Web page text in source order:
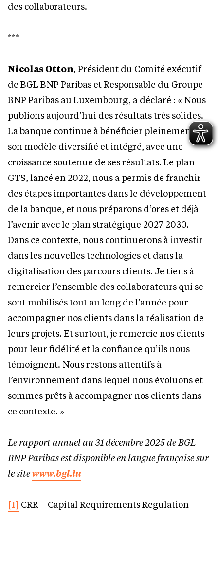
des collaborateurs.
***
Nicolas Otton, Président du Comité exécutif
de BGL BNP Paribas et Responsable du Groupe
BNP Paribas au Luxembourg, a déclaré : « Nous
publions aujourd’hui des résultats très solides.
La banque continue à bénéficier pleinement de
son modèle diversifié et intégré, avec une
croissance soutenue de ses résultats. Le plan
GTS, lancé en 2022, nous a permis de franchir
des étapes importantes dans le développement
de la banque, et nous préparons d’ores et déjà
l’avenir avec le plan stratégique 2027-2030.
Dans ce contexte, nous continuerons à investir
dans les nouvelles technologies et dans la
digitalisation des parcours clients. Je tiens à
remercier l’ensemble des collaborateurs qui se
sont mobilisés tout au long de l’année pour
accompagner nos clients dans la réalisation de
leurs projets. Et surtout, je remercie nos clients
pour leur fidélité et la confiance qu’ils nous
témoignent. Nous restons attentifs à
l’environnement dans lequel nous évoluons et
sommes prêts à accompagner nos clients dans
ce contexte. »
Le rapport annuel au 31 décembre 2025 de BGL
BNP Paribas est disponible en langue française sur
le sitewww.bgl.lu
[1] CRR – Capital Requirements Regulation